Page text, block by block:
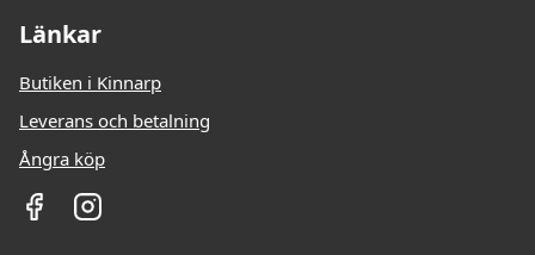
Länkar
Butiken i Kinnarp
Leverans och betalning
Ångra köp